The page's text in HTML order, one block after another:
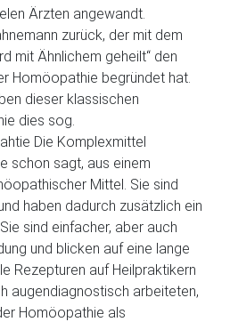
Ärzten angewandt.
zurück, der mit dem
mit Ähnlichem geheilt“ den
Homöopathie begründet hat.
dieser klassischen
dies sog.
Die Komplexmittel
schon sagt, aus einem
Mittel. Sie sind
haben dadurch zusätzlich ein
sind einfacher, aber auch
und blicken auf eine lange
Rezepturen auf Heilpraktikern
augendiagnostisch arbeiteten,
Homöopathie als